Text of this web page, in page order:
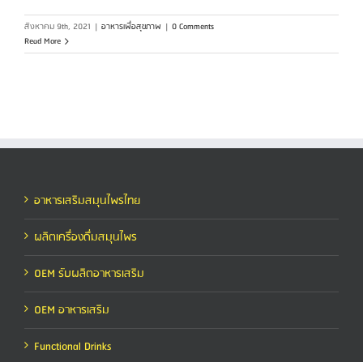
สิงหาคม 9th, 2021 | อาหารเพื่อสุขภาพ | 0 Comments
Read More
อาหารเสริมสมุนไพรไทย
ผลิตเครื่องดื่มสมุนไพร
OEM รับผลิตอาหารเสริม
OEM อาหารเสริม
Functional Drinks